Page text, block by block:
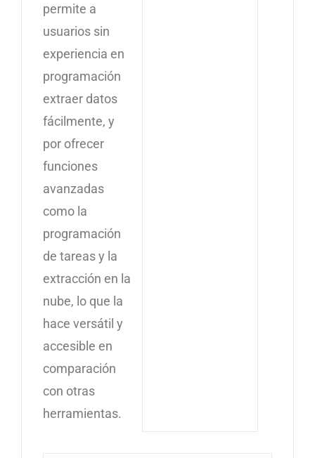
permite a
usuarios sin
experiencia en
programación
extraer datos
fácilmente, y
por ofrecer
funciones
avanzadas
como la
programación
de tareas y la
extracción en la
nube, lo que la
hace versátil y
accesible en
comparación
con otras
herramientas.